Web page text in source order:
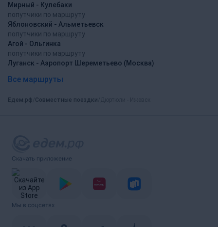
Мирный - Кулебаки
попутчики по маршруту
Яблоновский - Альметьевск
попутчики по маршруту
Агой - Ольгинка
попутчики по маршруту
Луганск - Аэропорт Шереметьево (Москва)
Все маршруты
Едем.рф Совместные поездки
Скачать приложение
Мы в соцсетях